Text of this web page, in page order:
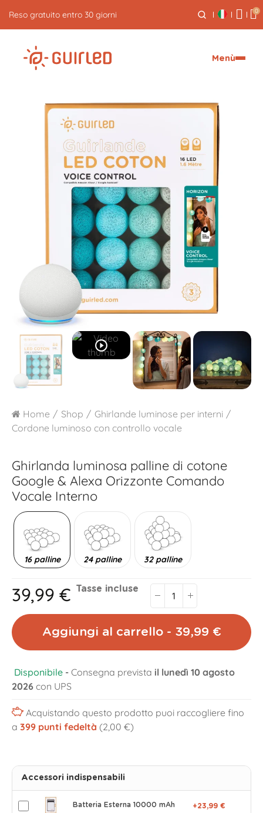
0
Menù
play_circle_outline
Home Shop
Ghirlande luminose per interni
Cordone luminoso con controllo vocale
Ghirlanda luminosa palline di cotone
Google & Alexa Orizzonte Comando
Vocale Interno
16 palline 24 palline 32 palline
39,99 € Tasse incluse
Aggiungi al carrello - 39,99 €
Disponibile - Consegna prevista il lunedì 10 agosto
2026 con UPS
Acquistando questo prodotto puoi raccogliere fino
a 399 punti fedeltà (2,00 €)
Accessori indispensabili
Batteria Esterna 10000 mAh +23,99 €